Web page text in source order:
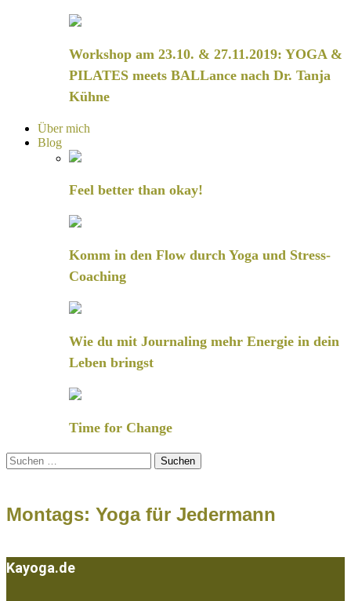
Workshop am 23.10. & 27.11.2019: YOGA &
PILATES meets BALLance nach Dr. Tanja
Kühne
Über mich
Blog
Feel better than okay!
Komm in den Flow durch Yoga und Stress-
Coaching
Wie du mit Journaling mehr Energie in dein
Leben bringst
Time for Change
Suchen
nach:
Montags: Yoga für Jedermann
Kayoga.de